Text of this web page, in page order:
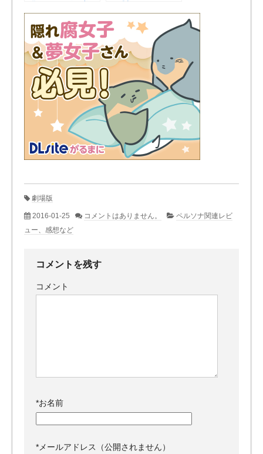
過ぎ
劇場版
2016-01-25 コメントはありません。
ペルソナ関連レビ
ュー、感想など
コメントを残す
コメント
*お名前
* メールアドレス（公開されません）